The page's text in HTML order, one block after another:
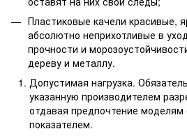
Пластиковые качели красивые,
абсолютно неприхотливые в
прочности и
дереву и металлу.
Допустимая нагрузка.
указанную производителем
отдавая предпочтение
показателем.